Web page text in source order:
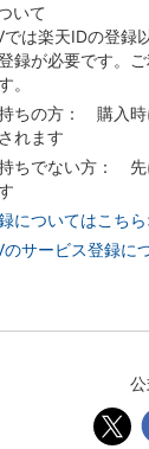
いて
は楽天IDの登録
録が必要です。
。
ちの方： 購入時
れます
ちでない方： 先
についてはこち
サービス登録に